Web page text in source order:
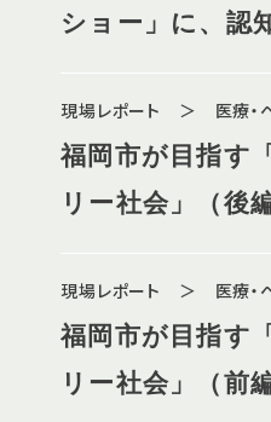
ショー」に、認
現場レポート ＞ 医療・
福岡市が目指す
リー社会」（後
み～
現場レポート ＞ 医療・
福岡市が目指す
リー社会」（前